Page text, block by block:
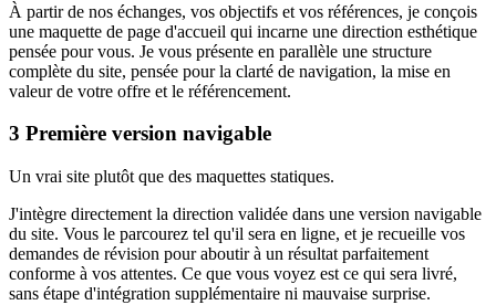
À partir de nos échanges, vos objectifs et vos références, je conçois
une maquette de page d'accueil qui incarne une direction esthétique
pensée pour vous. Je vous présente en parallèle une structure
complète du site, pensée pour la clarté de navigation, la mise en
valeur de votre offre et le référencement.
3 Première version navigable
Un vrai site plutôt que des maquettes statiques.
J'intègre directement la direction validée dans une version navigable
du site. Vous le parcourez tel qu'il sera en ligne, et je recueille vos
demandes de révision pour aboutir à un résultat parfaitement
conforme à vos attentes. Ce que vous voyez est ce qui sera livré,
sans étape d'intégration supplémentaire ni mauvaise surprise.